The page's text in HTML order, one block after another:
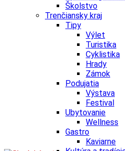
Školstvo
Trenčiansky kraj
Tipy
Výlet
Turistika
Cyklistika
Hrady
Zámok
Podujatia
Výstava
Festival
Ubytovanie
Wellness
Gastro
Kaviarne